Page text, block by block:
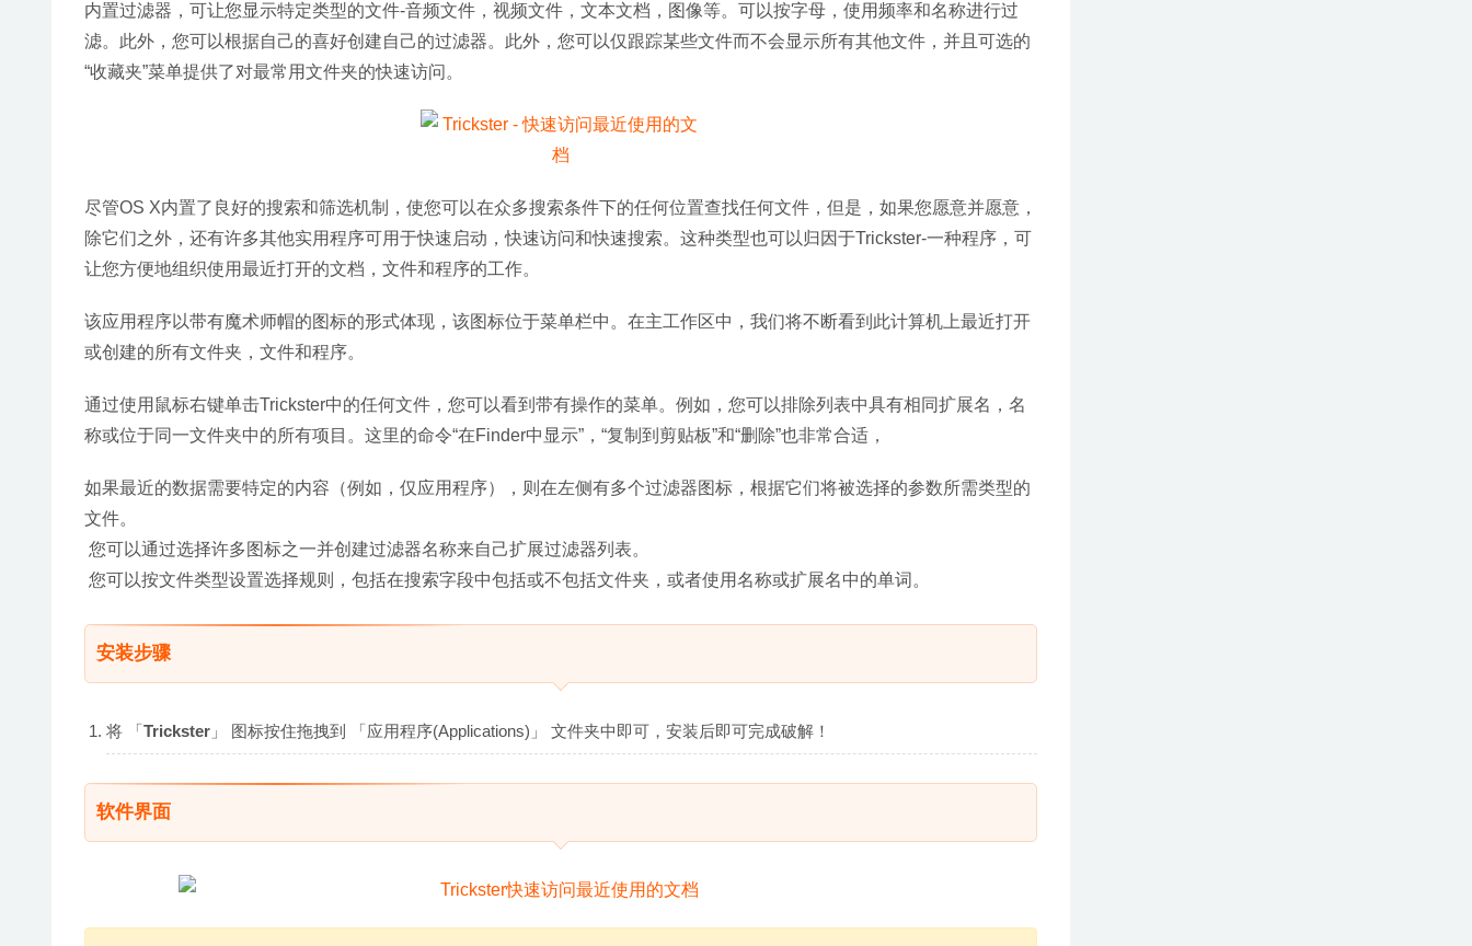
内置过滤器，可让您显示特定类型的文件-音频文件，视频文件，文本文档，图像等。可以按字母，使用频率和名称进行过
滤。此外，您可以根据自己的喜好创建自己的过滤器。此外，您可以仅跟踪某些文件而不会显示所有其他文件，并且可选的
“收藏夹”菜单提供了对最常用文件夹的快速访问。
尽管OS X内置了良好的搜索和筛选机制，使您可以在众多搜索条件下的任何位置查找任何文件，但是，如果您愿意并愿意，
除它们之外，还有许多其他实用程序可用于快速启动，快速访问和快速搜索。这种类型也可以归因于Trickster-一种程序，可
让您方便地组织使用最近打开的文档，文件和程序的工作。
该应用程序以带有魔术师帽的图标的形式体现，该图标位于菜单栏中。在主工作区中，我们将不断看到此计算机上最近打开
或创建的所有文件夹，文件和程序。
通过使用鼠标右键单击Trickster中的任何文件，您可以看到带有操作的菜单。例如，您可以排除列表中具有相同扩展名，名
称或位于同一文件夹中的所有项目。这里的命令“在Finder中显示”，“复制到剪贴板”和“删除”也非常合适，
如果最近的数据需要特定的内容（例如，仅应用程序），则在左侧有多个过滤器图标，根据它们将被选择的参数所需类型的
文件。
您可以通过选择许多图标之一并创建过滤器名称来自己扩展过滤器列表。
您可以按文件类型设置选择规则，包括在搜索字段中包括或不包括文件夹，或者使用名称或扩展名中的单词。
安装步骤
将 「Trickster 」 图标按住拖拽到 「应用程序(Applications)」 文件夹中即可，安装后即可完成破解！
软件界面